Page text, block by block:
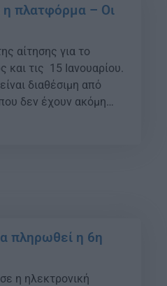
η πλατφόρμα – Οι
αίτησης για το
και τις 15 Ιανουαρίου.
διαθέσιμη από
δεν έχουν ακόμη
πολίτες ξεκίνησαν
πληρωθεί η 6η
η ηλεκτρονική